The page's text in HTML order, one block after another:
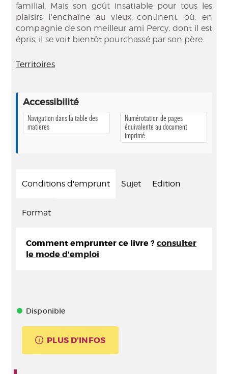
familial. Mais son goût insatiable pour tous les
plaisirs l'enchaîne au vieux continent, où, en
compagnie de son meilleur ami Percy, dont il est
épris, il se voit bientôt pourchassé par son père.
Territoires
Accessibilité
Navigation dans la table des
matières
Numérotation de pages
équivalente au document
imprimé
Conditions d'emprunt Sujet Edition
Format
Comment emprunter ce livre ? consulter
le mode d'emploi
Disponible
PLUS D'INFOS